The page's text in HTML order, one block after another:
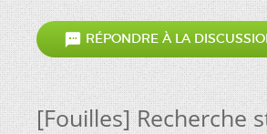
 RÉPONDRE À LA
[Fouilles] Recherche